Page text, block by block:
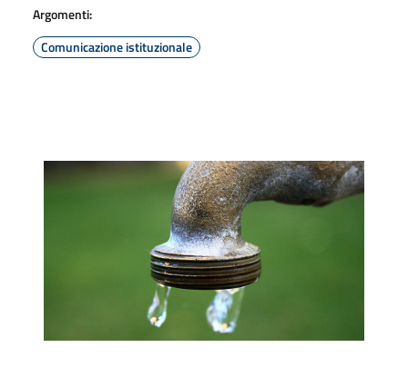
Argomenti:
Comunicazione istituzionale